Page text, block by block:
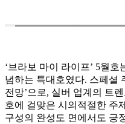
‘브라보 마이 라이프’ 5월호
념하는 특대호였다. 스페셜
전망’으로, 실버 업계의 트
호에 걸맞은 시의적절한 주
구성의 완성도 면에서도 긍